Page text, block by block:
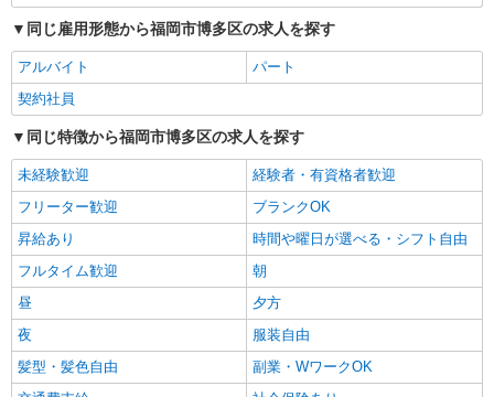
キープ 詳細を見る
同じ雇用形態から福岡市博多区の求人を探す
アルバイト
パート
契約社員
同じ特徴から福岡市博多区の求人を探す
未経験歓迎
経験者・有資格者歓迎
フリーター歓迎
ブランクOK
昇給あり
時間や曜日が選べる・シフト自由
フルタイム歓迎
朝
昼
夕方
夜
服装自由
髪型・髪色自由
副業・WワークOK